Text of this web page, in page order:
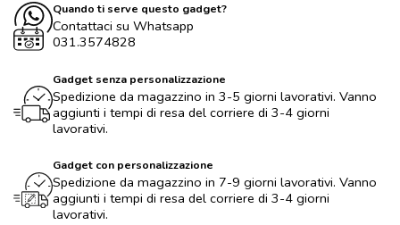
Quando ti serve questo gadget?
Contattaci su Whatsapp
031.3574828
Gadget senza personalizzazione
Spedizione da magazzino in 3-5 giorni lavorativi. Vanno
aggiunti i tempi di resa del corriere di 3-4 giorni
lavorativi.
Gadget con personalizzazione
Spedizione da magazzino in 7-9 giorni lavorativi. Vanno
aggiunti i tempi di resa del corriere di 3-4 giorni
lavorativi.